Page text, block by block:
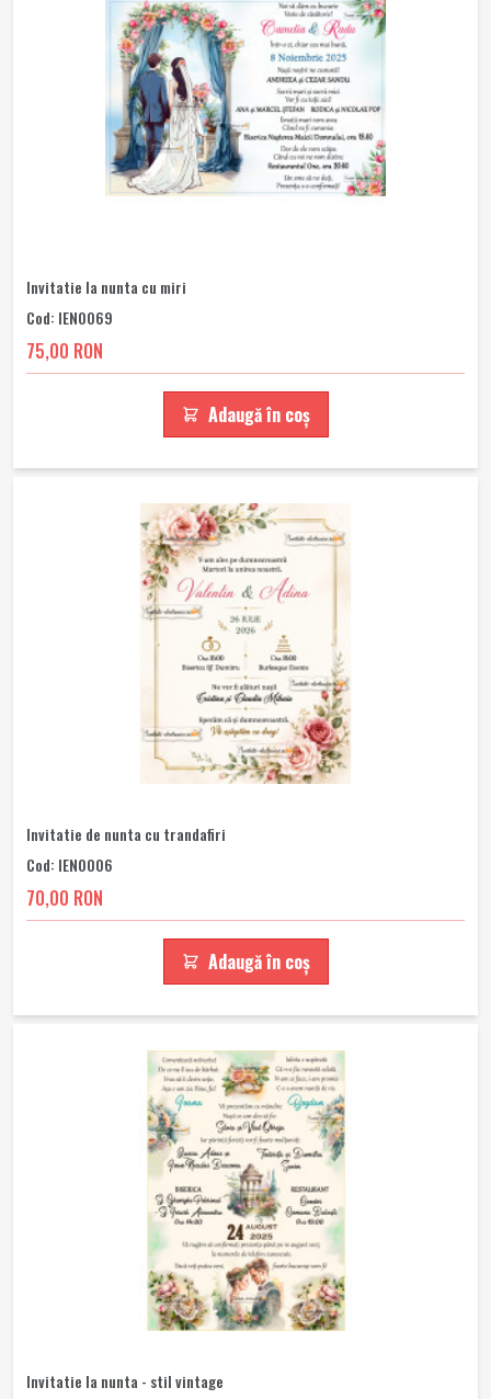
Invitatie la nunta cu miri
Cod: IEN0069
75,00 RON
Adaugă în coș
Invitatie de nunta cu trandafiri
Cod: IEN0006
70,00 RON
Adaugă în coș
Invitatie la nunta - stil vintage